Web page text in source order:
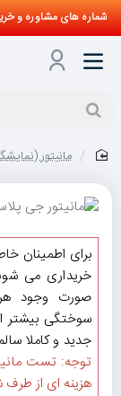
شماره های مشاوره و خرید: 57129-021 و
مانیتور
برای اطمینان
خریداری می
صورت وجود
جدید و کاملا
توجه: تست
هزینه ای از طرف